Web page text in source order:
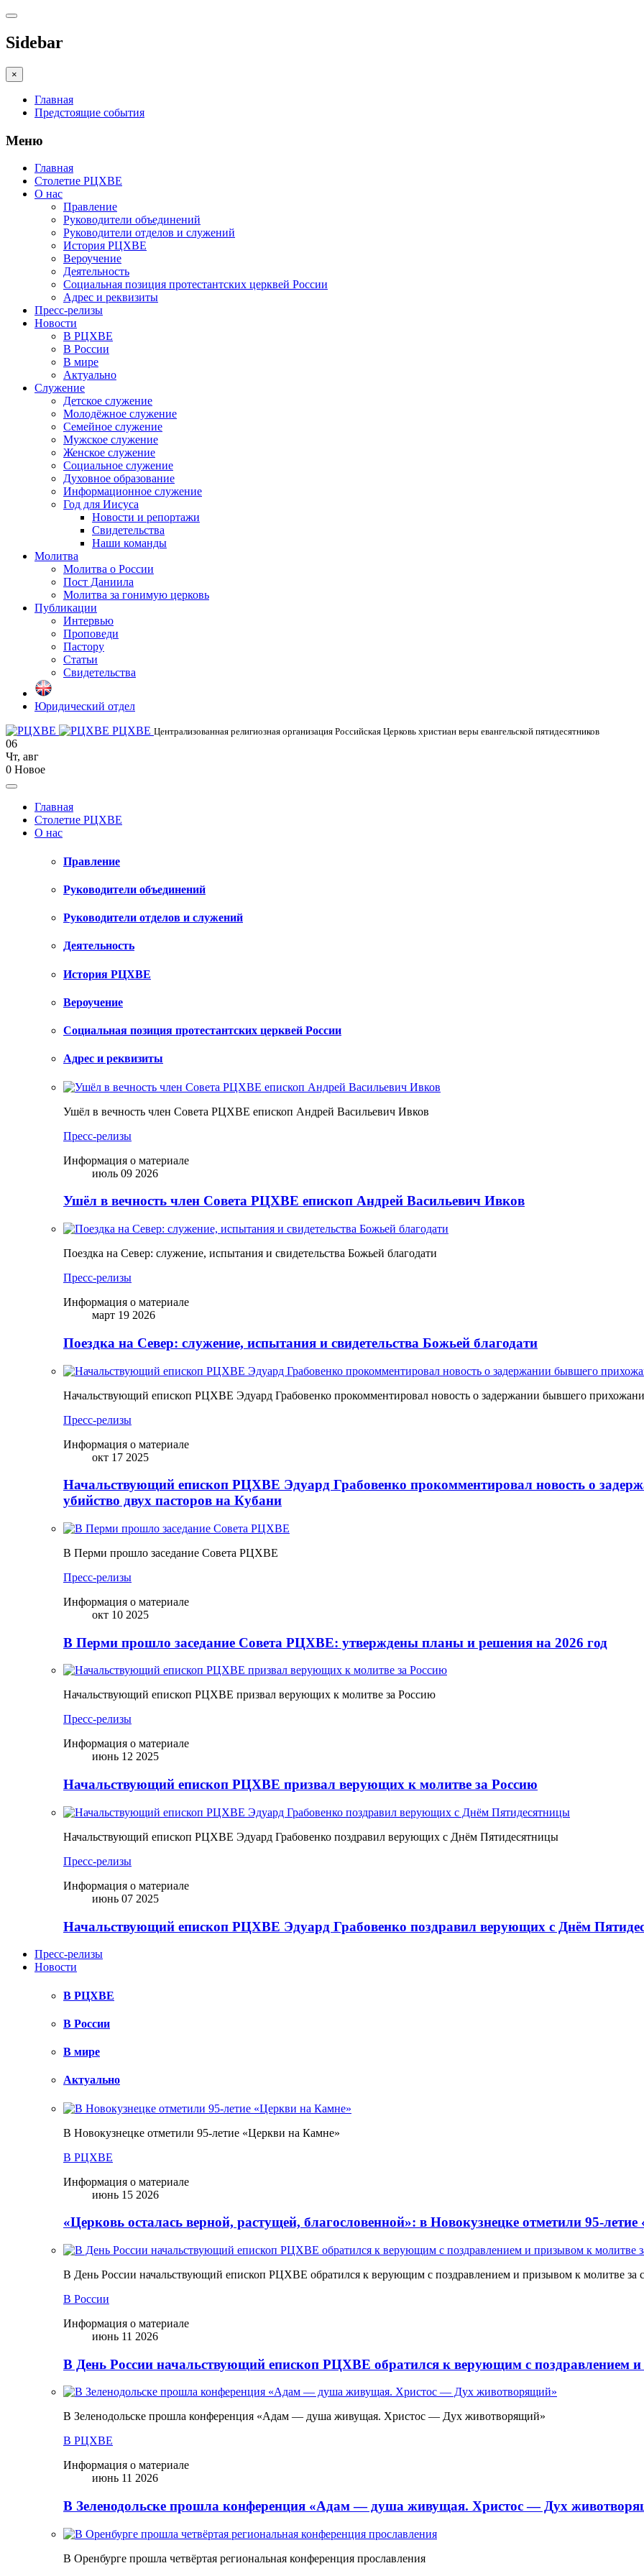
Sidebar
×
Главная
Предстоящие события
Меню
Главная
Столетие РЦХВЕ
О нас
Правление
Руководители объединений
Руководители отделов и служений
История РЦХВЕ
Вероучение
Деятельность
Социальная позиция протестантских церквей России
Адрес и реквизиты
Пресс-релизы
Новости
В РЦХВЕ
В России
В мире
Актуально
Служение
Детское служение
Молодёжное служение
Семейное служение
Мужское служение
Женское служение
Социальное служение
Духовное образование
Информационное служение
Год для Иисуса
Новости и репортажи
Свидетельства
Наши команды
Молитва
Молитва о России
Пост Даниила
Молитва за гонимую церковь
Публикации
Интервью
Проповеди
Пастору
Статьи
Свидетельства
Юридический отдел
РЦХВЕ Централизованная религиозная организация Российская Церковь христиан веры евангельской пятидесятников
06
Чт, авг
0 Новое
Главная
Столетие РЦХВЕ
О нас
Правление
Руководители объединений
Руководители отделов и служений
Деятельность
История РЦХВЕ
Вероучение
Социальная позиция протестантских церквей России
Адрес и реквизиты
Ушёл в вечность член Совета РЦХВЕ епископ Андрей Васильевич Ивков
Пресс-релизы
Информация о материале
июль 09 2026
Ушёл в вечность член Совета РЦХВЕ епископ Андрей Васильевич Ивков
Поездка на Север: служение, испытания и свидетельства Божьей благодати
Пресс-релизы
Информация о материале
март 19 2026
Поездка на Север: служение, испытания и свидетельства Божьей благодати
Начальствующий епископ РЦХВЕ Эдуард Грабовенко прокомментировал новость о задержании бывшего
Пресс-релизы
Информация о материале
окт 17 2025
Начальствующий епископ РЦХВЕ Эдуард Грабовенко прокомментировал новость о
убийство двух пасторов на Кубани
В Перми прошло заседание Совета РЦХВЕ
Пресс-релизы
Информация о материале
окт 10 2025
В Перми прошло заседание Совета РЦХВЕ: утверждены планы и решения на 2026 год
Начальствующий епископ РЦХВЕ призвал верующих к молитве за Россию
Пресс-релизы
Информация о материале
июнь 12 2025
Начальствующий епископ РЦХВЕ призвал верующих к молитве за Россию
Начальствующий епископ РЦХВЕ Эдуард Грабовенко поздравил верующих с Днём Пятидесятницы
Пресс-релизы
Информация о материале
июнь 07 2025
Начальствующий епископ РЦХВЕ Эдуард Грабовенко поздравил верующих с Днём
Пресс-релизы
Новости
В РЦХВЕ
В России
В мире
Актуально
В Новокузнецке отметили 95-летие «Церкви на Камне»
В РЦХВЕ
Информация о материале
июнь 15 2026
«Церковь осталась верной, растущей, благословенной»: в Новокузнецке отметили 95-
В День России начальствующий епископ РЦХВЕ обратился к верующим с поздравлением и призывом к молитве за
В России
Информация о материале
июнь 11 2026
В День России начальствующий епископ РЦХВЕ обратился к верующим с поздравлением
В Зеленодольске прошла конференция «Адам — душа живущая. Христос — Дух животворящий»
В РЦХВЕ
Информация о материале
июнь 11 2026
В Зеленодольске прошла конференция «Адам — душа живущая. Христос — Дух
В Оренбурге прошла четвёртая региональная конференция прославления